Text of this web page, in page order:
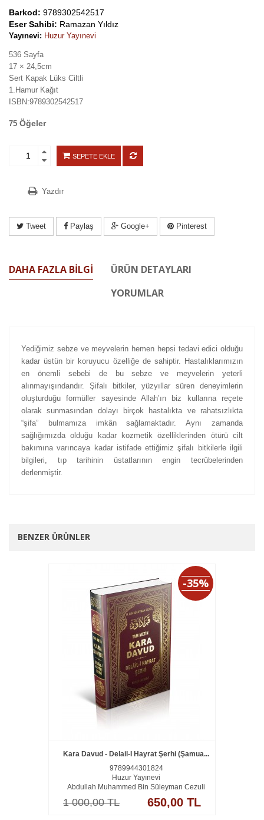
Barkod: 9789302542517
Eser Sahibi: Ramazan Yıldız
Yayınevi: Huzur Yayınevi
536 Sayfa
17 × 24,5cm
Sert Kapak Lüks Ciltli
1.Hamur Kağıt
ISBN:9789302542517
75 Öğeler
SEPETE EKLE
Yazdır
Tweet Paylaş Google+ Pinterest
DAHA FAZLA BILGI
ÜRÜN DETAYLARI
YORUMLAR
Yediğimiz sebze ve meyvelerin hemen hepsi tedavi edici olduğu
kadar üstün bir koruyucu özelliğe de sahiptir. Hastalıklarımızın
en önemli sebebi de bu sebze ve meyvelerin yeterli
alınmayışındandır. Şifalı bitkiler, yüzyıllar süren deneyimlerin
oluşturduğu formüller sayesinde Allah’ın biz kullarına reçete
olarak sunmasından dolayı birçok hastalıkta ve rahatsızlıkta
“şifa” bulmamıza imkân sağlamaktadır. Aynı zamanda
sağlığımızda olduğu kadar kozmetik özelliklerinden ötürü cilt
bakımına varıncaya kadar istifade ettiğimiz şifalı bitkilerle ilgili
bilgileri, tıp tarihinin üstatlarının engin tecrübelerinden
derlenmiştir.
BENZER ÜRÜNLER
-35%
Kara Davud - Delail-I Hayrat Şerhi (Şamua...
9789944301824
Huzur Yayınevi
Abdullah Muhammed Bin Süleyman Cezuli
1 000,00 TL 650,00 TL